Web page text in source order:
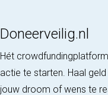
Doneerveilig.nl
Hét
actie te starten. Haal
jouw droom of wens te